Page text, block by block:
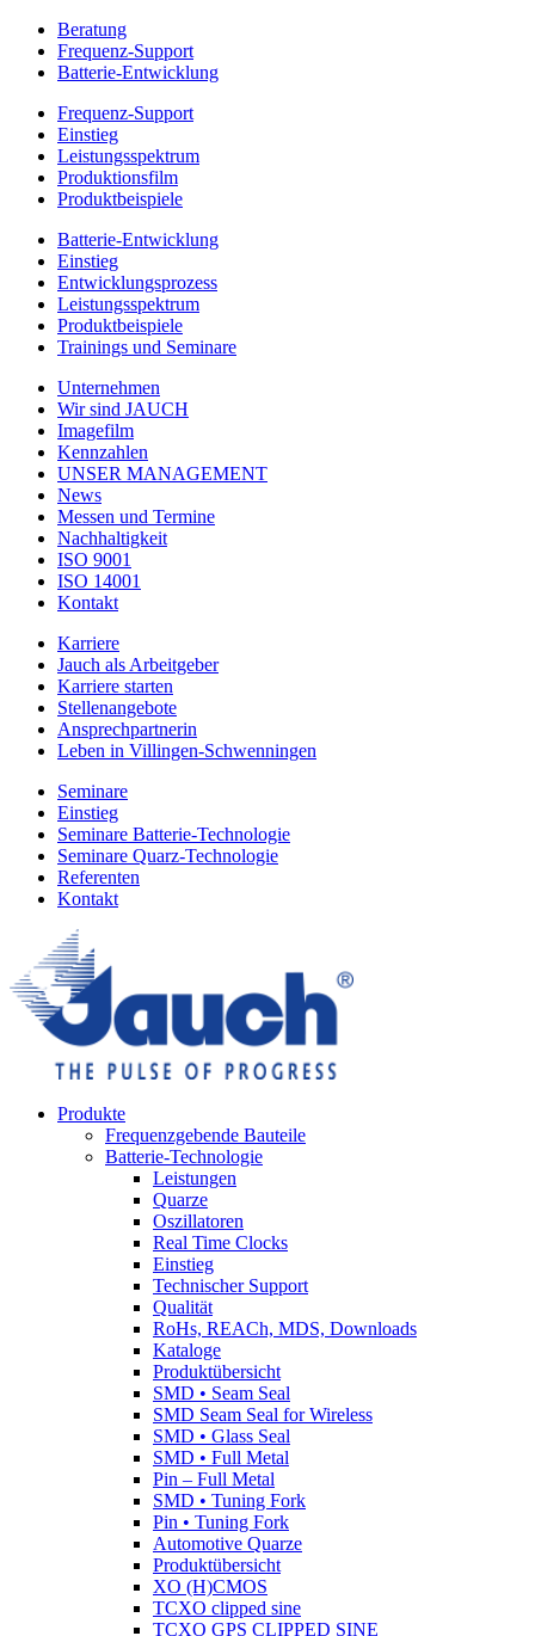
Beratung
Frequenz-Support
Batterie-Entwicklung
Frequenz-Support
Einstieg
Leistungsspektrum
Produktionsfilm
Produktbeispiele
Batterie-Entwicklung
Einstieg
Entwicklungsprozess
Leistungsspektrum
Produktbeispiele
Trainings und Seminare
Unternehmen
Wir sind JAUCH
Imagefilm
Kennzahlen
UNSER MANAGEMENT
News
Messen und Termine
Nachhaltigkeit
ISO 9001
ISO 14001
Kontakt
Karriere
Jauch als Arbeitgeber
Karriere starten
Stellenangebote
Ansprechpartnerin
Leben in Villingen-Schwenningen
Seminare
Einstieg
Seminare Batterie-Technologie
Seminare Quarz-Technologie
Referenten
Kontakt
Produkte
Frequenzgebende Bauteile
Batterie-Technologie
Leistungen
Quarze
Oszillatoren
Real Time Clocks
Einstieg
Technischer Support
Qualität
RoHs, REACh, MDS, Downloads
Kataloge
Produktübersicht
SMD • Seam Seal
SMD Seam Seal for Wireless
SMD • Glass Seal
SMD • Full Metal
Pin – Full Metal
SMD • Tuning Fork
Pin • Tuning Fork
Automotive Quarze
Produktübersicht
XO (H)CMOS
TCXO clipped sine
TCXO GPS CLIPPED SINE